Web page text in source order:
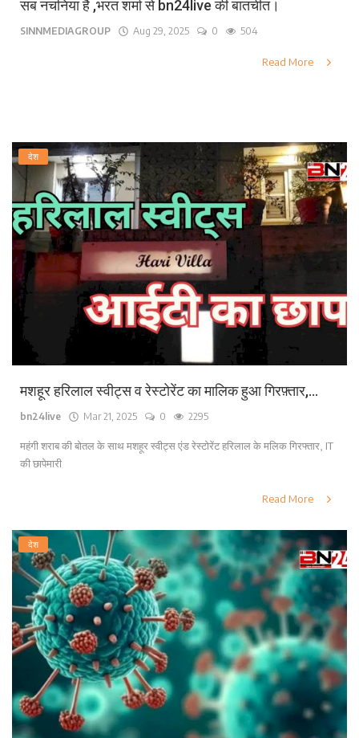
सब नचनिया है ,भरत शर्मा से bn24live की बातचीत।
SINNMEDIAGROUP Aug 29, 2025 0 504
Read More
देश
मशहूर हरिलाल स्वीट्स व रेस्टोरेंट का मालिक हुआ गिरफ़्तार,...
bn24live Mar 21, 2025 0 2295
महंगी शराब की बोतल के साथ मशहूर स्वीट्स एंड रेस्टोरेंट हरिलाल के मलिक गिरफ्तार, IT
की छापेमारी
Read More
देश